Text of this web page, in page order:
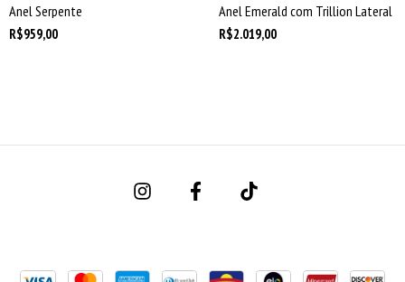
Anel Serpente
R$959,00
Anel Emerald com Trillion Lateral
R$2.019,00